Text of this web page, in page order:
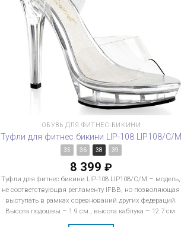
ОБУВЬ ДЛЯ ФИТНЕС-БИКИНИ
Туфли для фитнес бикини LIP-108 LIP108/C/M
35 36 38 39
8 399 ₽
Туфли для фитнес бикини LIP-108 LIP108/C/M – модель,
не соответствующая регламенту IFBB, но позволяющая
выступать в рамках соревнований других федераций.
Высота подошвы – 1.9 см., высота каблука – 12.7 см.